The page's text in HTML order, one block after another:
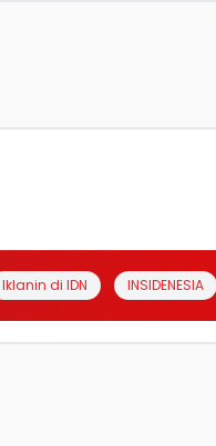
Iklanin di IDN INSIDENESIA